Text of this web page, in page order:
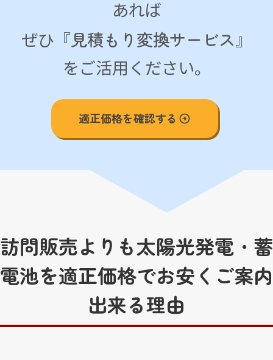
あれば
ぜひ『見積もり変換サービス』
をご活用ください。
適正価格を確認する arrow_circle_right
訪問販売よりも太陽光発電・蓄
電池を適正価格でお安くご案内
出来る理由